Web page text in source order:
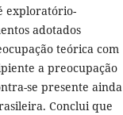
exploratório-
adotados
teórica com
a preocupação
se presente ainda
Conclui que